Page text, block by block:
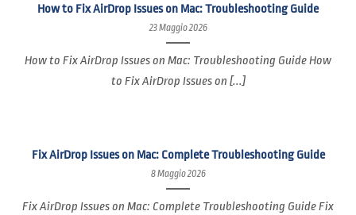
How to Fix AirDrop Issues on Mac: Troubleshooting Guide
23 Maggio 2026
How to Fix AirDrop Issues on Mac: Troubleshooting Guide How
to Fix AirDrop Issues on [...]
Fix AirDrop Issues on Mac: Complete Troubleshooting Guide
8 Maggio 2026
Fix AirDrop Issues on Mac: Complete Troubleshooting Guide Fix